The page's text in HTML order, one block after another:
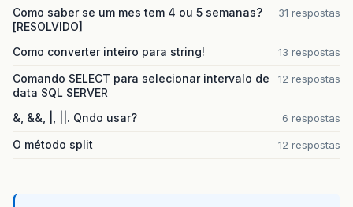
audita.incluirAuditoria();
conexao. con. close();
JOptionPane.showMessageDialog (null, "Erro
}
Como saber se um mes tem 4 ou 5 semanas?
[RESOLVIDO]
31 respostas
Como converter inteiro para string! 13 respostas
Comando SELECT para selecionar intervalo de
data SQL SERVER
12 respostas
&, &&, |, ||. Qndo usar? 6 respostas
O método split 12 respostas